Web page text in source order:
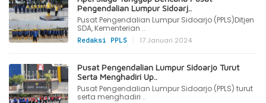
Pengendalian Lumpur Sidoarj..
Pusat Pengendalian Lumpur Sidoarjo (PPLS)Ditjen
SDA, Kementerian ..
Redaksi PPLS 17 Januari 2024
Pusat Pengendalian Lumpur Sidoarjo Turut
Serta Menghadiri Up..
Pusat Pengendalian Lumpur Sidoarjo (PPLS) turut
serta menghadiri ..